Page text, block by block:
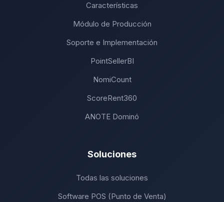
Características
Módulo de Producción
Soporte e Implementación
PointSellerBI
NomiCount
ScoreRent360
ANOTE Dominó
Soluciones
Todas las soluciones
Software POS (Punto de Venta)